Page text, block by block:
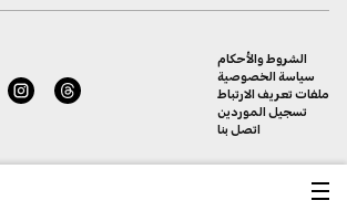
الشروط والأحكام
سياسة الخصوصية
ملفات تعريف الارتباط
تسجيل الموردين
اتصل بنا